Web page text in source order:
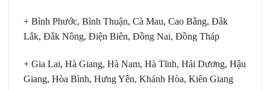
+ Bình Phước, Bình Thuận, Cà Mau, Cao Bằng, Đắk
Lắk, Đắk Nông, Điện Biên, Đồng Nai, Đồng Tháp
+ Gia Lai, Hà Giang, Hà Nam, Hà Tĩnh, Hải Dương, Hậu
Giang, Hòa Bình, Hưng Yên, Khánh Hòa, Kiên Giang